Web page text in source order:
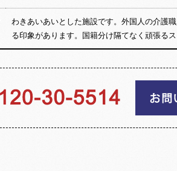
わきあいあいとした施設です。外国人の介護
る印象があります。国籍分け隔てなく頑張る